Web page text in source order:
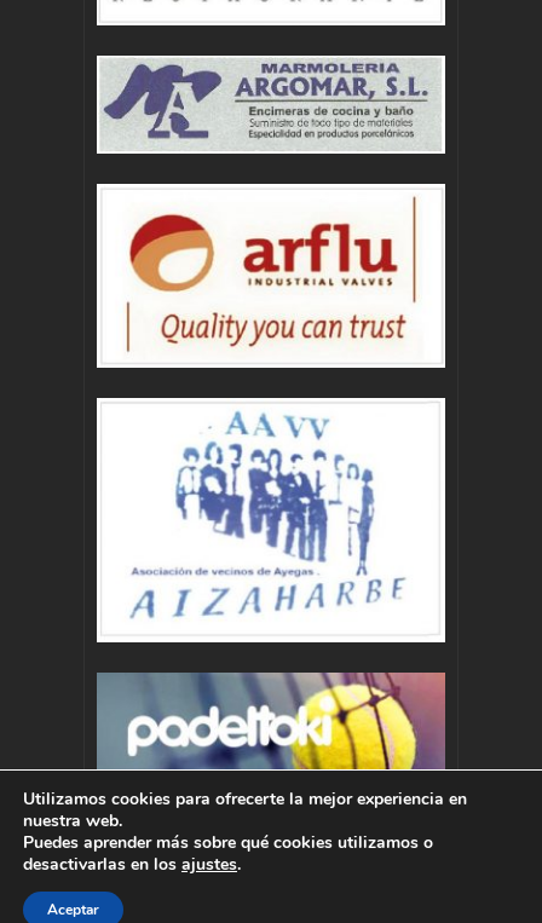
Autor : Pablo Momoitio - pablo@momoitio.com
Utilizamos cookies para ofrecerte la mejor experiencia en
nuestra web.
Puedes aprender más sobre qué cookies utilizamos o
desactivarlas en los ajustes.
Aceptar